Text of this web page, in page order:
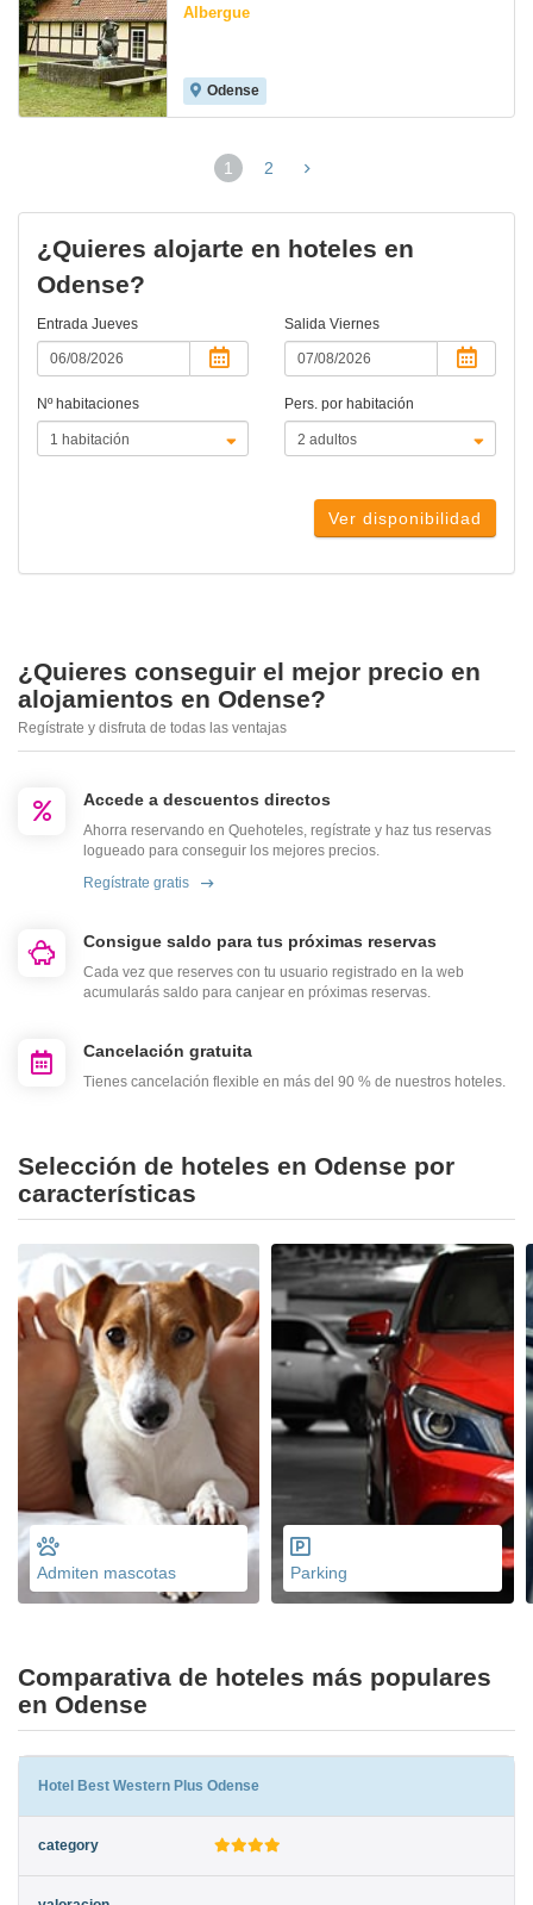
Albergue
Odense
1
(página
2
¿Quieres alojarte en hoteles en
Odense?
Entrada Jueves Salida Viernes
Nº habitaciones Pers. por habitación
Ver disponibilidad
¿Quieres conseguir el mejor precio en
alojamientos en Odense?
Regístrate y disfruta de todas las ventajas
Accede a descuentos directos
Ahorra reservando en Quehoteles, regístrate y haz tus reservas
logueado para conseguir los mejores precios.
Regístrate gratis
Consigue saldo para tus próximas reservas
Cada vez que reserves con tu usuario registrado en la web
acumularás saldo para canjear en próximas reservas.
Cancelación gratuita
Tienes cancelación flexible en más del 90 % de nuestros hoteles.
Selección de hoteles en Odense por
características
Admiten mascotas Parking
Comparativa de hoteles más populares
en Odense
Hotel Best Western Plus Odense